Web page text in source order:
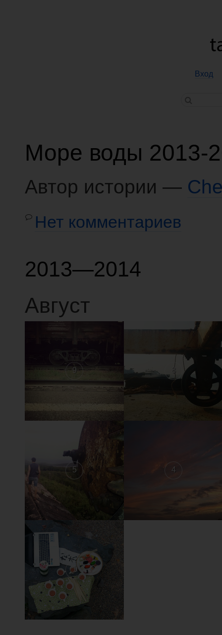
Вход
Море воды 2013-
Автор истории —
Нет комментариев
2013—2014
Август
9 8
5 4
1